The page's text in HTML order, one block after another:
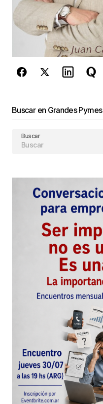
reCAPTCHA y la
privacidady los
de Googlese
Enviar Comentario
Buscar en Grandes Pymes
Buscar